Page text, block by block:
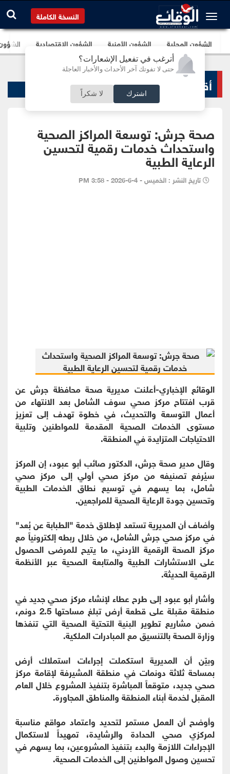
أترغب في تفعيل الإشعارات؟
حتى لا تفوتك آخر الأحداث والأخبار العاجلة
اشترك لا شكراً
النسخة الكاملة
الشؤون المحلية الشؤون الأمنية الشؤون الإقتصادية
أقاليم و محافظات
صحة جرش: توسعة المراكز الصحية
واستحداث خدمات رقمية لتحسين
الرعاية الطبية
تاريخ النشر : الخميس - 4-6-2026 - 3:58 PM
الوقائع الإخباري-أعلنت مديرية صحة محافظة جرش عن
قرب افتتاح مركز صحي سوف الشامل بعد الانتهاء من
أعمال التوسعة والتحديث، في خطوة تهدف إلى تعزيز
مستوى الخدمات الصحية المقدمة للمواطنين وتلبية
الاحتياجات المتزايدة في المنطقة.
وقال مدير صحة جرش، الدكتور صائب أبو عبود، إن المركز
سيُرفع تصنيفه من مركز صحي أولي إلى مركز صحي
شامل، بما يسهم في توسيع نطاق الخدمات الطبية
وتحسين جودة الرعاية الصحية للمراجعين.
وأضاف أن المديرية تستعد لإطلاق خدمة "الطبابة عن بُعد"
في مركز صحي جرش الشامل، من خلال ربطه إلكترونياً مع
مركز الصحة الرقمية الأردني، ما يتيح للمرضى الحصول
على الاستشارات الطبية والمتابعة الصحية عبر الأنظمة
الرقمية الحديثة.
وأشار أبو عبود إلى طرح عطاء لإنشاء مركز صحي جديد في
منطقة مقبلة على قطعة أرض تبلغ مساحتها 2.5 دونم،
ضمن مشاريع تطوير البنية التحتية الصحية التي تنفذها
وزارة الصحة بالتنسيق مع المبادرات الملكية.
وبيّن أن المديرية استكملت إجراءات استملاك أرض
بمساحة ثلاثة دونمات في منطقة المشيرفة لإقامة مركز
صحي جديد، متوقعاً المباشرة بتنفيذ المشروع خلال العام
المقبل لخدمة أبناء المنطقة والمناطق المجاورة.
وأوضح أن العمل مستمر لتحديد واعتماد مواقع مناسبة
لمركزي صحي الحدادة والرشايدة، تمهيداً لاستكمال
الإجراءات اللازمة والبدء بتنفيذ المشروعين، بما يسهم في
تحسين وصول المواطنين إلى الخدمات الصحية.